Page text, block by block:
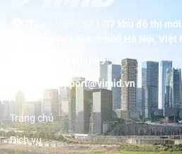
BT1-07 khu đô thị
Dương Nội, thành phố Hà Nội, Việt
19001089
support@vimid.vn
Trang chủ
Dịch vụ